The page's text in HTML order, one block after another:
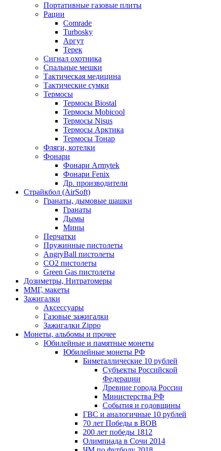
Портативные газовые плиты
Рации
Comrade
Turbosky
Аргут
Терек
Сигнал охотника
Спальные мешки
Тактическая медицина
Тактические сумки
Термосы
Термосы Biostal
Термосы Mobicool
Термосы Nisus
Термосы Арктика
Термосы Тонар
Фляги, котелки
Фонари
Фонари Armytek
Фонари Fenix
Др. производители
Страйкбол (AirSoft)
Гранаты, дымовые шашки
Гранаты
Дымы
Мины
Перчатки
Пружинные пистолеты
AngryBall пистолеты
CO2 пистолеты
Green Gas пистолеты
Дозиметры, Нитратомеры
ММГ, макеты
Зажигалки
Аксессуары
Газовые зажигалки
Зажигалки Zippo
Монеты, альбомы и прочее
Юбилейные и памятные монеты
Юбилейные монеты РФ
Биметаллические 10 рублей
Субъекты Российской
Федерации
Древние города России
Министерства РФ
События и годовщины
ГВС и аналогичные 10 рублей
70 лет Победы в ВОВ
200 лет победы 1812
Олимпиада в Сочи 2014